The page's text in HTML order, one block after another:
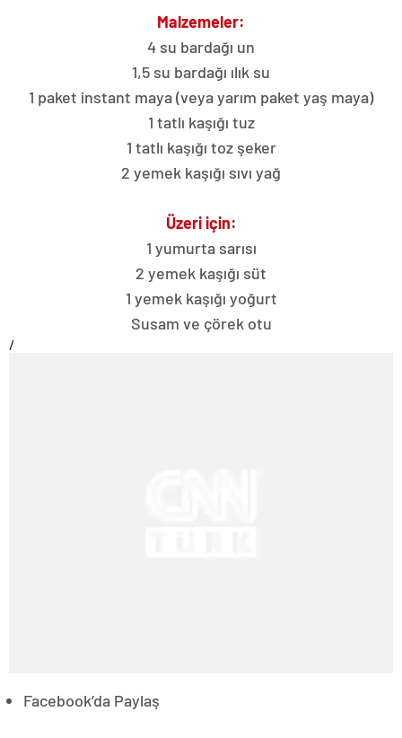
Malzemeler:
4 su bardağı un
1,5 su bardağı ılık su
1 paket instant maya (veya yarım paket yaş maya)
1 tatlı kaşığı tuz
1 tatlı kaşığı toz şeker
2 yemek kaşığı sıvı yağ
Üzeri için:
1 yumurta sarısı
2 yemek kaşığı süt
1 yemek kaşığı yoğurt
Susam ve çörek otu
/
Facebook’da Paylaş